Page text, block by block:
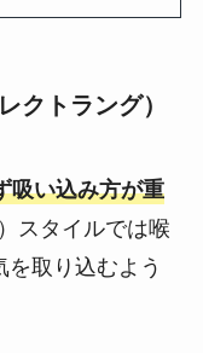
クトラング）
吸い込み方が重
スタイルでは喉
取り込むよう